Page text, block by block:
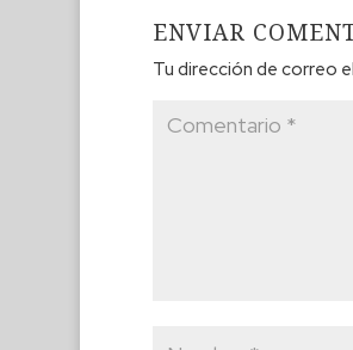
ENVIAR
Tu dirección de correo